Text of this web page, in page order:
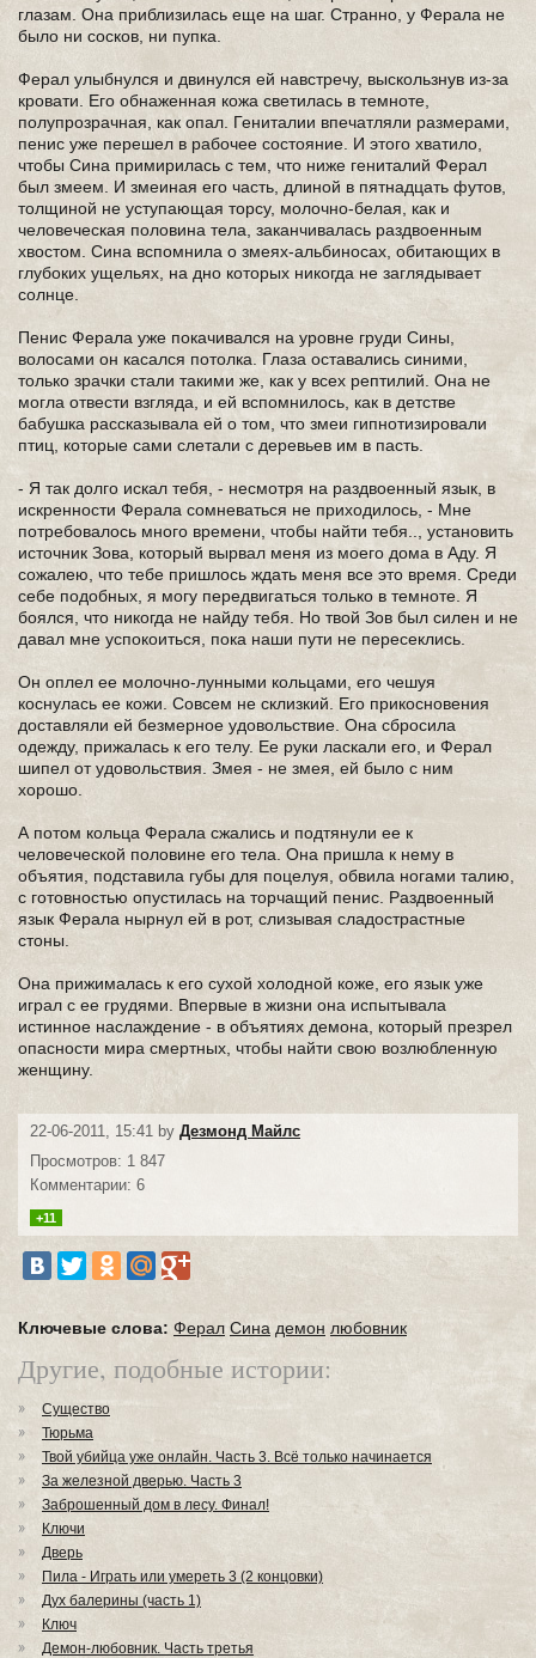
глазам. Она приблизилась еще на шаг. Странно, у Ферала не
было ни сосков, ни пупка.
Ферал улыбнулся и двинулся ей навстречу, выскользнув из-за
кровати. Его обнаженная кожа светилась в темноте,
полупрозрачная, как опал. Гениталии впечатляли размерами,
пенис уже перешел в рабочее состояние. И этого хватило,
чтобы Сина примирилась с тем, что ниже гениталий Ферал
был змеем. И змеиная его часть, длиной в пятнадцать футов,
толщиной не уступающая торсу, молочно-белая, как и
человеческая половина тела, заканчивалась раздвоенным
хвостом. Сина вспомнила о змеях-альбиносах, обитающих в
глубоких ущельях, на дно которых никогда не заглядывает
солнце.
Пенис Ферала уже покачивался на уровне груди Сины,
волосами он касался потолка. Глаза оставались синими,
только зрачки стали такими же, как у всех рептилий. Она не
могла отвести взгляда, и ей вспомнилось, как в детстве
бабушка рассказывала ей о том, что змеи гипнотизировали
птиц, которые сами слетали с деревьев им в пасть.
- Я так долго искал тебя, - несмотря на раздвоенный язык, в
искренности Ферала сомневаться не приходилось, - Мне
потребовалось много времени, чтобы найти тебя.., установить
источник Зова, который вырвал меня из моего дома в Аду. Я
сожалею, что тебе пришлось ждать меня все это время. Среди
себе подобных, я могу передвигаться только в темноте. Я
боялся, что никогда не найду тебя. Но твой Зов был силен и не
давал мне успокоиться, пока наши пути не пересеклись.
Он оплел ее молочно-лунными кольцами, его чешуя
коснулась ее кожи. Совсем не склизкий. Его прикосновения
доставляли ей безмерное удовольствие. Она сбросила
одежду, прижалась к его телу. Ее руки ласкали его, и Ферал
шипел от удовольствия. Змея - не змея, ей было с ним
хорошо.
А потом кольца Ферала сжались и подтянули ее к
человеческой половине его тела. Она пришла к нему в
объятия, подставила губы для поцелуя, обвила ногами талию,
с готовностью опустилась на торчащий пенис. Раздвоенный
язык Ферала нырнул ей в рот, слизывая сладострастные
стоны.
Она прижималась к его сухой холодной коже, его язык уже
играл с ее грудями. Впервые в жизни она испытывала
истинное наслаждение - в объятиях демона, который презрел
опасности мира смертных, чтобы найти свою возлюбленную
женщину.
22-06-2011, 15:41 by Дезмонд Майлс
Просмотров: 1 847
Комментарии: 6
+11
Ключевые слова: Ферал Сина демон любовник
Другие, подобные истории:
Существо
Тюрьма
Твой убийца уже онлайн. Часть 3. Всё только начинается
За железной дверью. Часть 3
Заброшенный дом в лесу. Финал!
Ключи
Дверь
Пила - Играть или умереть 3 (2 концовки)
Дух балерины (часть 1)
Ключ
Демон-любовник. Часть третья